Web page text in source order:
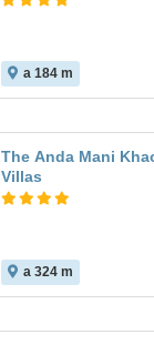
a 184 m
The Anda Mani
Villas
a 324 m